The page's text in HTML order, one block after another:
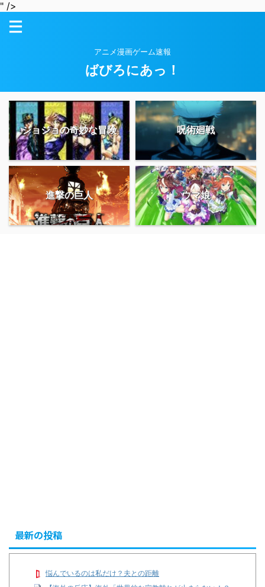
" />
アニメ漫画ゲーム速報
ばびろにあっ！
ジョジョの奇妙な冒険 呪術廻戦
進撃の巨人 ウマ娘
最新の投稿
悩んでいるのは私だけ？夫との距離